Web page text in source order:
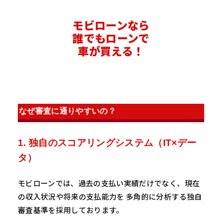
モビローンなら
誰でもローンで
車が買える！
なぜ審査に通りやすいの？
1. 独自のスコアリングシステム（IT×デー
タ）
モビローンでは、過去の支払い実績だけでなく、現在
の収入状況や将来の支払能力を 多角的に分析する独自
審査基準を採用しております。